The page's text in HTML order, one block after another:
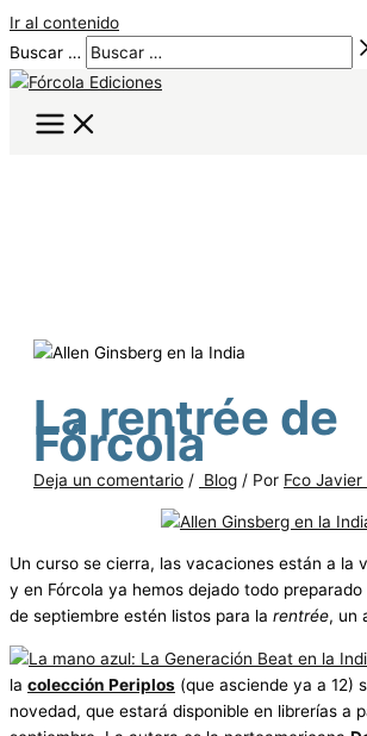
Ir al contenido
Buscar …
La rentrée de
Fórcola
Deja un comentario / Blog / Por Fco Javier
Un curso se cierra, las vacaciones están a la
y en Fórcola ya hemos dejado todo
de septiembre estén listos para la rentrée, un
la colección Periplos (que asciende ya a 12)
novedad, que estará disponible en librerías a